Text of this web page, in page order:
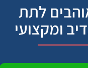
לתת
ומקצועי